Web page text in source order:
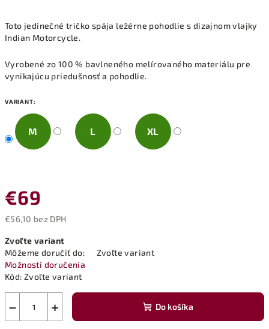
Toto jedinečné tričko spája ležérne pohodlie s dizajnom vlajky
Indian Motorcycle.
Vyrobené zo 100 % bavlneného melírovaného materiálu pre
vynikajúcu priedušnosť a pohodlie.
VARIANT:
M L XL
€69
€56,10 bez DPH
cena:
Zvoľte variant
Môžeme doručiť do:
Zvoľte variant
Možnosti doručenia
Kód: Zvoľte variant
+
− Do košíka